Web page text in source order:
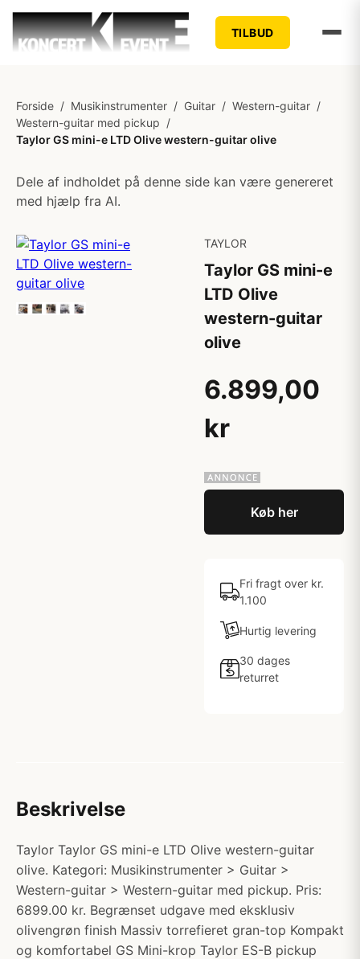
TILBUD
Forside / Musikinstrumenter / Guitar / Western-guitar /
Western-guitar med pickup /
Taylor GS mini-e LTD Olive western-guitar olive
Dele af indholdet på denne side kan være genereret
med hjælp fra AI.
TAYLOR
Taylor GS mini-e
LTD Olive
western-guitar
olive
6.899,00
kr
Køb her
Fri fragt over kr.
1.100
Hurtig levering
30 dages
returret
Beskrivelse
Taylor Taylor GS mini-e LTD Olive western-guitar
olive. Kategori: Musikinstrumenter > Guitar >
Western-guitar > Western-guitar med pickup. Pris:
6899.00 kr. Begrænset udgave med eksklusiv
olivengrøn finish Massiv torrefieret gran-top Kompakt
og komfortabel GS Mini-krop Taylor ES-B pickup